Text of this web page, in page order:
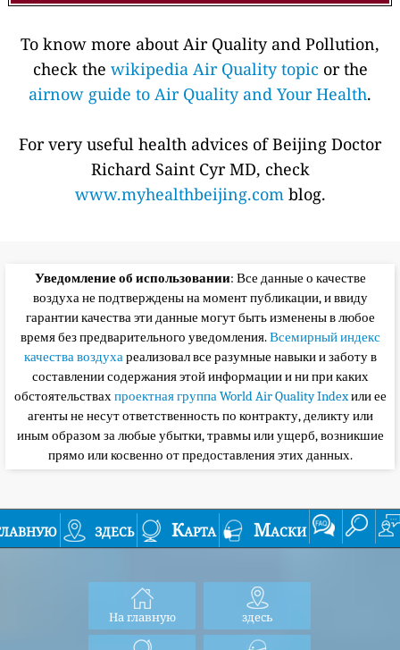
To know more about Air Quality and Pollution,
check the wikipedia Air Quality topic or the
airnow guide to Air Quality and Your Health.
For very useful health advices of Beijing Doctor
Richard Saint Cyr MD, check
www.myhealthbeijing.comblog.
Уведомление об использовании: Все данные о качестве
воздуха не подтверждены на момент публикации, и ввиду
гарантии качества эти данные могут быть изменены в любое
время без предварительного уведомления.Всемирный индекс
качества воздухареализовал все разумные навыки и заботу в
составлении содержания этой информации и ни при каких
обстоятельствахпроектная группа World Air Quality Indexили ее
агенты не несут ответственность по контракту, деликту или
иным образом за любые убытки, травмы или ущерб, возникшие
прямо или косвенно от предоставления этих данных.
здесь Карта Маски
На главную здесь